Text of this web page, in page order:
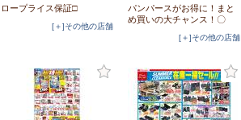
ロープライス保証□
[＋]その他の店舗
パンパースがお得に！まと
め買いの大チャンス！〇
[＋]その他の店舗